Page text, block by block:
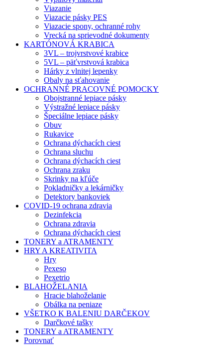
Viazanie
Viazacie pásky PES
Viazacie spony, ochranné rohy
Vrecká na sprievodné dokumenty
KARTÓNOVÁ KRABICA
3VL – trojvrstvové krabice
5VL – päťvrstvová krabica
Hárky z vlnitej lepenky
Obaly na sťahovanie
OCHRANNÉ PRACOVNÉ POMOCKY
Obojstranné lepiace pásky
Výstražné lepiace pásky
Špeciálne lepiace pásky
Obuv
Rukavice
Ochrana dýchacích ciest
Ochrana sluchu
Ochrana dýchacích ciest
Ochrana zraku
Skrinky na kľúče
Pokladničky a lekárničky
Detektory bankoviek
COVID-19 ochrana zdravia
Dezinfekcia
Ochrana zdravia
Ochrana dýchacích ciest
TONERY a ATRAMENTY
HRY A KREATIVITA
Hry
Pexeso
Pexetrio
BLAHOŽELANIA
Hracie blahoželanie
Obálka na peniaze
VŠETKO K BALENIU DARČEKOV
Darčkové tašky
TONERY a ATRAMENTY
Porovnať